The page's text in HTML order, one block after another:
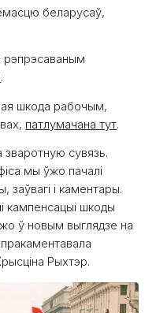
беларусаў,
рэпрэсаваным
.
шкода рабочым,
патлумачана тут.
зваротную сувязь.
мы ўжо пачалі
заўвагі і каментары.
кампенсацыі шкоды
ў новым выглядзе на
Рыхтэр.